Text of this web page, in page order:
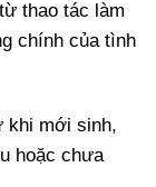
thao tác làm
chính của tình
khi mới sinh,
hoặc chưa